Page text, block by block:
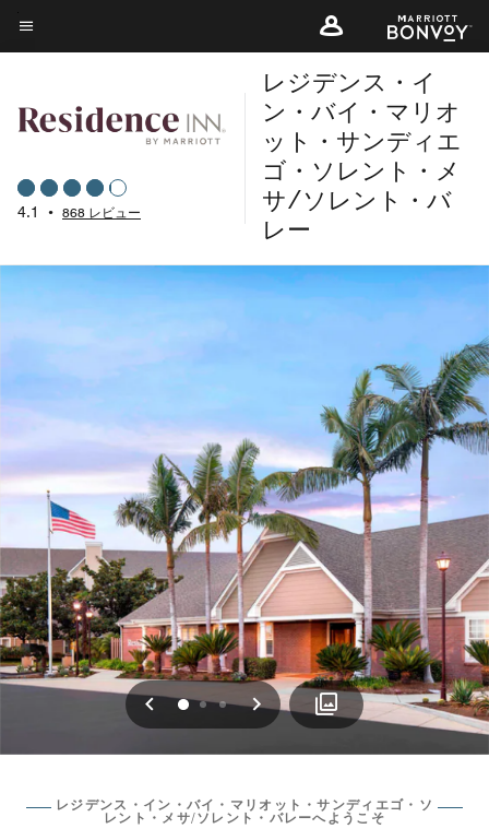
Skip
to
content
メニューのテキスト
4.1 • 868 レビュー
レジデンス・イ
ン・バイ・マリオ
ット・サンディエ
ゴ・ソレント・メ
サ/ソレント・バ
レー
戻る
012 次へ
レジデンス・イン・バイ・マリオット・サンディエゴ・ソ
レント・メサ/ソレント・バレーへようこそ